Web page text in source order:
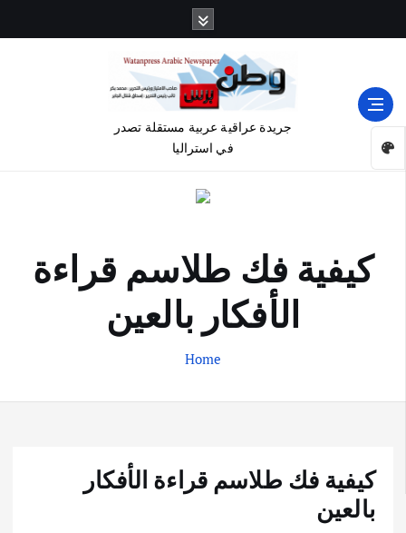
جريدة عراقية عربية مستقلة تصدر
في استراليا
كيفية فك طلاسم قراءة
الأفكار بالعين
Home
كيفية فك طلاسم قراءة الأفكار
بالعين